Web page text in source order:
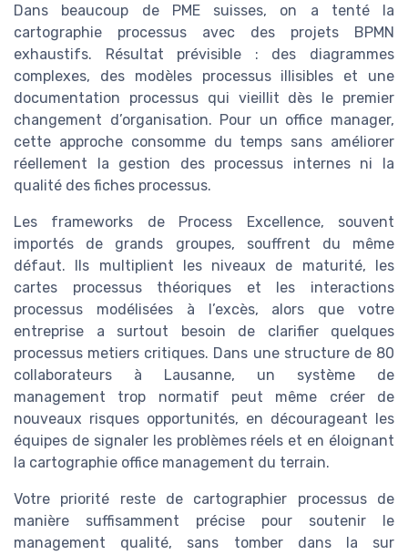
Dans beaucoup de PME suisses, on a tenté la
cartographie processus avec des projets BPMN
exhaustifs. Résultat prévisible : des diagrammes
complexes, des modèles processus illisibles et une
documentation processus qui vieillit dès le premier
changement d’organisation. Pour un office manager,
cette approche consomme du temps sans améliorer
réellement la gestion des processus internes ni la
qualité des fiches processus.
Les frameworks de Process Excellence, souvent
importés de grands groupes, souffrent du même
défaut. Ils multiplient les niveaux de maturité, les
cartes processus théoriques et les interactions
processus modélisées à l’excès, alors que votre
entreprise a surtout besoin de clarifier quelques
processus metiers critiques. Dans une structure de 80
collaborateurs à Lausanne, un système de
management trop normatif peut même créer de
nouveaux risques opportunités, en décourageant les
équipes de signaler les problèmes réels et en éloignant
la cartographie office management du terrain.
Votre priorité reste de cartographier processus de
manière suffisamment précise pour soutenir le
management qualité, sans tomber dans la sur